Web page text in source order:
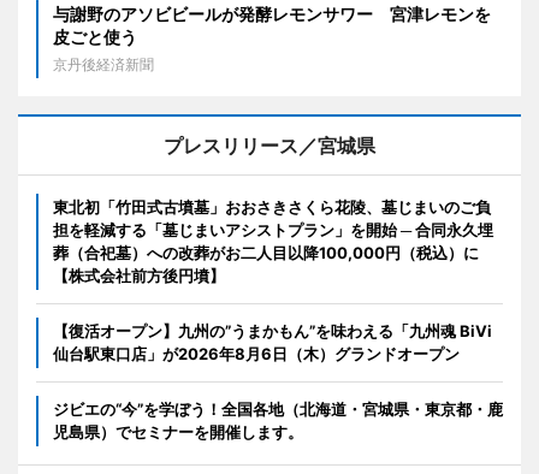
与謝野のアソビビールが発酵レモンサワー 宮津レモンを
皮ごと使う
京丹後経済新聞
プレスリリース／宮城県
東北初「竹田式古墳墓」おおさきさくら花陵、墓じまいのご負
担を軽減する「墓じまいアシストプラン」を開始 ─ 合同永久埋
葬（合祀墓）への改葬がお二人目以降100,000円（税込）に
【株式会社前方後円墳】
【復活オープン】九州の”うまかもん”を味わえる「九州魂 BiVi
仙台駅東口店」が2026年8月6日（木）グランドオープン
ジビエの“今”を学ぼう！全国各地（北海道・宮城県・東京都・鹿
児島県）でセミナーを開催します。